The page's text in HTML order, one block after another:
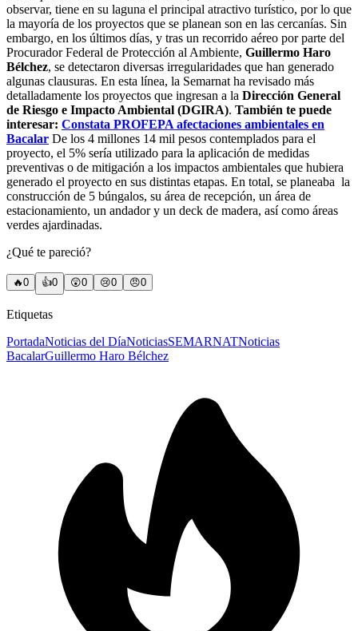
observar, tiene en su laguna el principal atractivo turístico, por lo que
la mayoría de los proyectos que se planean son en las cercanías. Sin
embargo, en los últimos días, y tras un recorrido aéreo por parte del
Procurador Federal de Protección al Ambiente, Guillermo Haro
Bélchez, se detectaron diversas irregularidades que han generado
algunas clausuras. En esta línea, la Semarnat ha revisado más
detalladamente los proyectos que ingresan a la Dirección General
de Riesgo e Impacto Ambiental (DGIRA). También te puede
interesar: Constata PROFEPA afectaciones ambientales en
Bacalar De los 4 millones 14 mil pesos contemplados para el
proyecto, el 5% sería utilizado para la aplicación de medidas
preventivas o de mitigación a los impactos ambientales que hubiera
generado el proyecto en sus distintas etapas. En total, se planeaba la
construcción de 5 búngalos, su área de recepción, un área de
estacionamiento, un andador y un deck de madera, así como áreas
verdes ajardinadas.
¿Qué te pareció?
🔥0 👍0 😲0 😢0 😠0
Etiquetas
PortadaNoticias del DíaNoticiasSEMARNATNoticias
BacalarGuillermo Haro Bélchez